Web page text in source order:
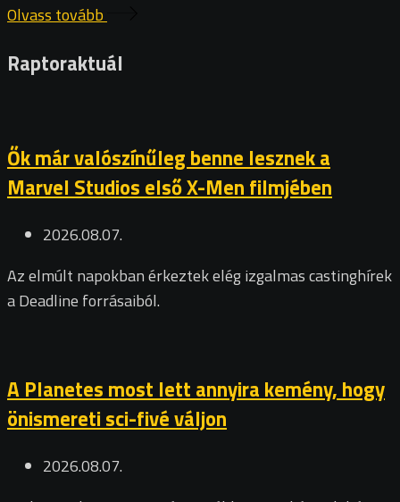
Olvass tovább
Raptoraktuál
Ők már valószínűleg benne lesznek a
Marvel Studios első X-Men filmjében
2026.08.07.
Az elmúlt napokban érkeztek elég izgalmas castinghírek
a Deadline forrásaiból.
A Planetes most lett annyira kemény, hogy
önismereti sci-fivé váljon
2026.08.07.